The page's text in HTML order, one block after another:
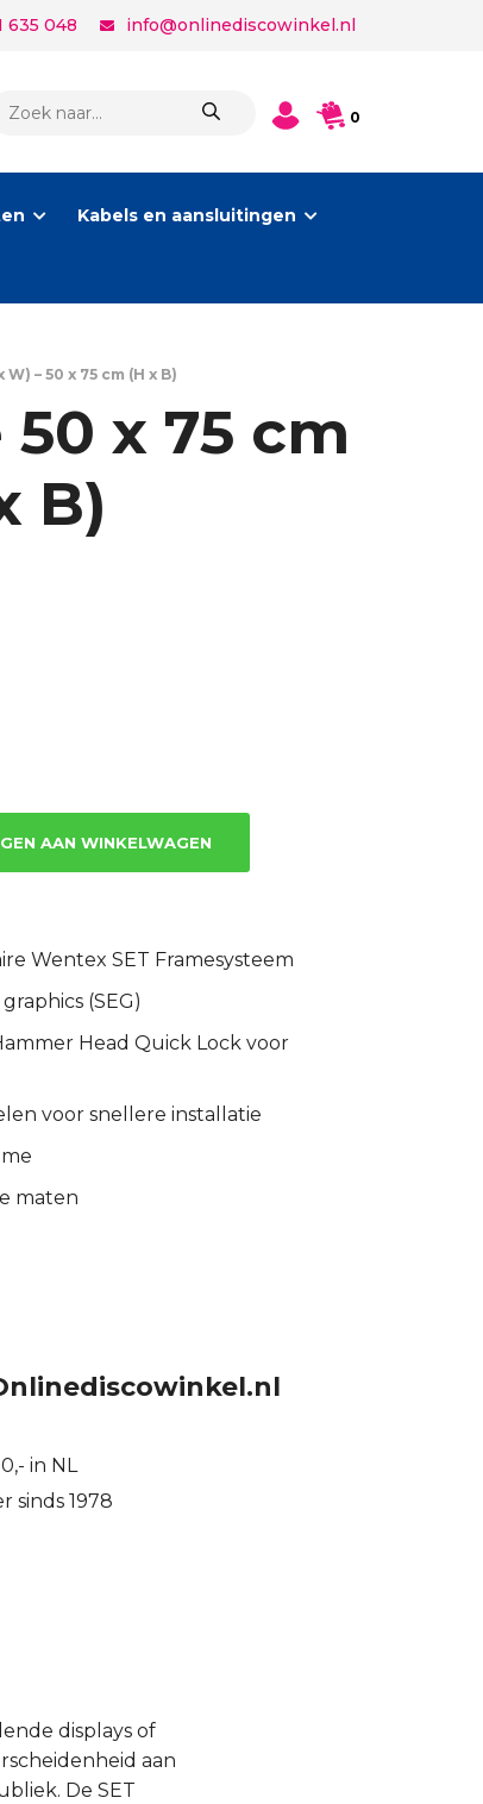
635 048 info@onlinediscowinkel.nl
0
Kabels en aansluitingen
– 50 x 75 cm (H x B)
50 x 75 cm
B)
AAN WINKELWAGEN
Wentex SET Framesysteem
(SEG)
Head Quick Lock voor
voor snellere installatie
maten
in NL
sinds 1978
displays of
aan
De SET